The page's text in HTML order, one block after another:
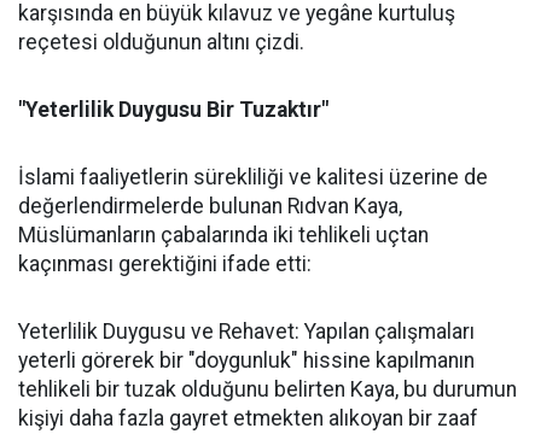
karşısında en büyük kılavuz ve yegâne kurtuluş
reçetesi olduğunun altını çizdi.
"Yeterlilik Duygusu Bir Tuzaktır"
İslami faaliyetlerin sürekliliği ve kalitesi üzerine de
değerlendirmelerde bulunan Rıdvan Kaya,
Müslümanların çabalarında iki tehlikeli uçtan
kaçınması gerektiğini ifade etti:
Yeterlilik Duygusu ve Rehavet: Yapılan çalışmaları
yeterli görerek bir "doygunluk" hissine kapılmanın
tehlikeli bir tuzak olduğunu belirten Kaya, bu durumun
kişiyi daha fazla gayret etmekten alıkoyan bir zaaf